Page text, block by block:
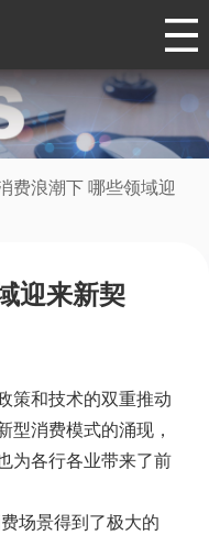
费浪潮下 哪些领域迎
迎来新契
策和技术的双重推动
型消费模式的涌现，
为各行各业带来了前
场景得到了极大的